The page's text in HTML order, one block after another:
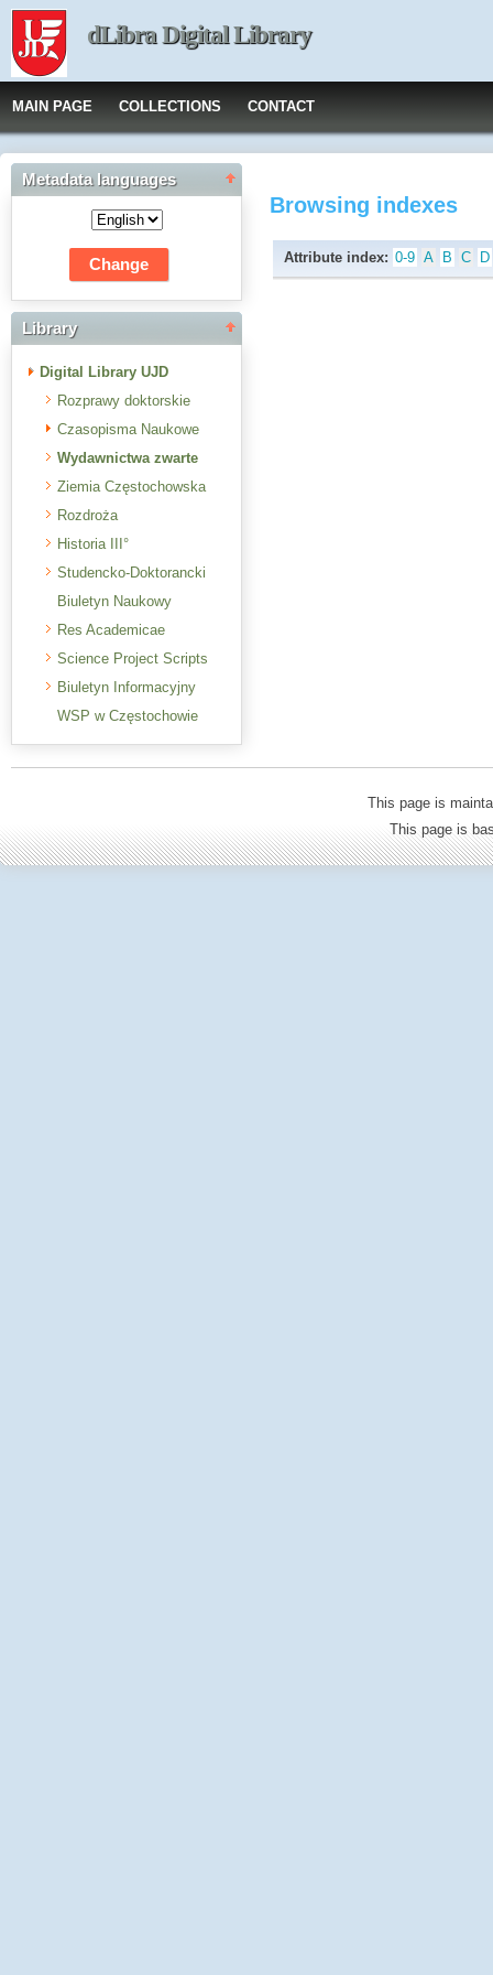
dLibra Digital Library
MAIN PAGE COLLECTIONS CONTACT
Metadata languages
Library
Digital Library UJD
Rozprawy doktorskie
Czasopisma Naukowe
Wydawnictwa zwarte
Ziemia Częstochowska
Rozdroża
Historia III°
Studencko-Doktorancki
Biuletyn Naukowy
Res Academicae
Science Project Scripts
Biuletyn Informacyjny
WSP w Częstochowie
Browsing indexes
Attribute index: 0-9 A B C D
This page is
This page is